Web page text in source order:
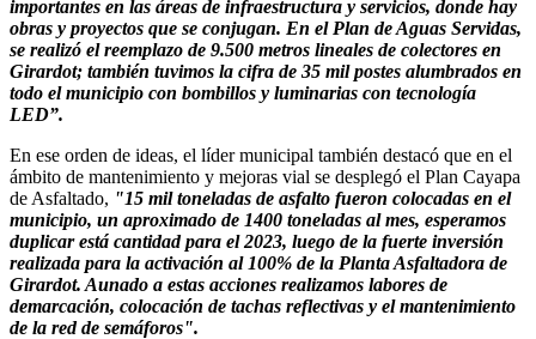
importantes en las áreas de infraestructura y servicios, donde hay
obras y proyectos que se conjugan. En el Plan de Aguas Servidas,
se realizó el reemplazo de 9.500 metros lineales de colectores en
Girardot; también tuvimos la cifra de 35 mil postes alumbrados en
todo el municipio con bombillos y luminarias con tecnología
LED”.
En ese orden de ideas, el líder municipal también destacó que en el
ámbito de mantenimiento y mejoras vial se desplegó el Plan Cayapa
de Asfaltado, "15 mil toneladas de asfalto fueron colocadas en el
municipio, un aproximado de 1400 toneladas al mes, esperamos
duplicar está cantidad para el 2023, luego de la fuerte inversión
realizada para la activación al 100% de la Planta Asfaltadora de
Girardot. Aunado a estas acciones realizamos labores de
demarcación, colocación de tachas reflectivas y el mantenimiento
de la red de semáforos".